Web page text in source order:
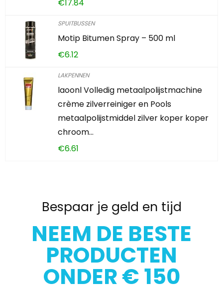
€17.84
SPUITBUSSEN
Motip Bitumen Spray – 500 ml
€6.12
LAKPENNEN
laoonl Volledig metaalpolijstmachine
crème zilverreiniger en Pools
metaalpolijstmiddel zilver koper koper
chroom…
€6.61
Bespaar je geld en tijd
NEEM DE BESTE
PRODUCTEN
ONDER € 150